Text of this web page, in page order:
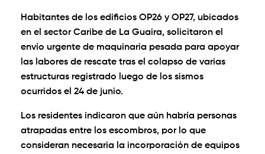
Habitantes de los edificios OP26 y OP27, ubicados
en el sector Caribe de La Guaira, solicitaron el
envío urgente de maquinaria pesada para apoyar
las labores de rescate tras el colapso de varias
estructuras registrado luego de los sismos
ocurridos el 24 de junio.
Los residentes indicaron que aún habría personas
atrapadas entre los escombros, por lo que
consideran necesaria la incorporación de equipos